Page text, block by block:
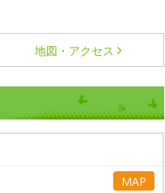
地図・アクセス
MAP